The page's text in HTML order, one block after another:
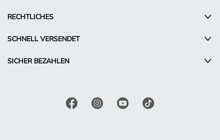
RECHTLICHES
SCHNELL VERSENDET
SICHER BEZAHLEN